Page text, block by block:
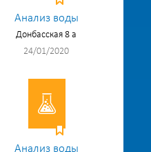
Анализ воды
Донбасская 8 а
24/01/2020
Анализ воды